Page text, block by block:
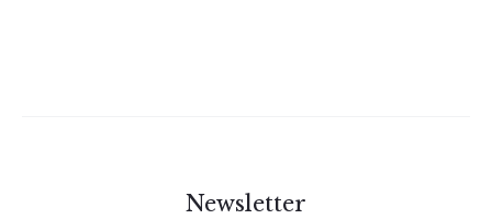
Newsletter